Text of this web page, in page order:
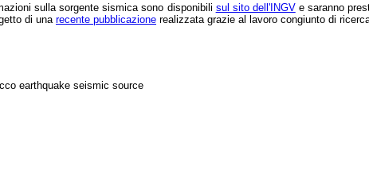
sulla sorgente sismica sono disponibili sul sito dell'INGVe saranno
di una recente pubblicazione realizzata grazie al lavoro congiunto di